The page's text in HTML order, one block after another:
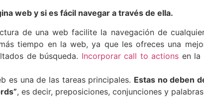
web y si es fácil navegar a través de ella.
de una web facilite la navegación de
tiempo en la web, ya que les ofreces una
de búsqueda. Incorporar call to actions en la
es una de las tareas principales. Estas no deben
, es decir, preposiciones, conjunciones y